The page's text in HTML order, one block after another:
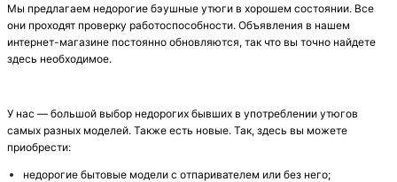
Мы предлагаем недорогие бэушные утюги в хорошем состоянии. Все
они проходят проверку работоспособности. Объявления в нашем
интернет-магазине постоянно обновляются, так что вы точно найдете
здесь необходимое.
У нас — большой выбор недорогих бывших в употреблении утюгов
самых разных моделей. Также есть новые. Так, здесь вы можете
приобрести:
недорогие бытовые модели с отпаривателем или без него;